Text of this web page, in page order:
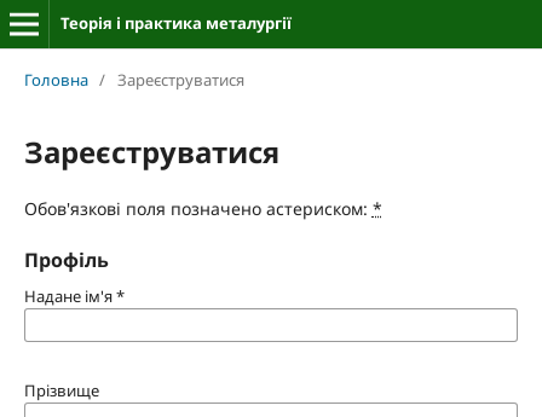
Теорія і практика металургії
Головна / Зареєструватися
Зареєструватися
Обов'язкові поля позначено астериском: *
Профіль
Надане ім'я*
Прізвище